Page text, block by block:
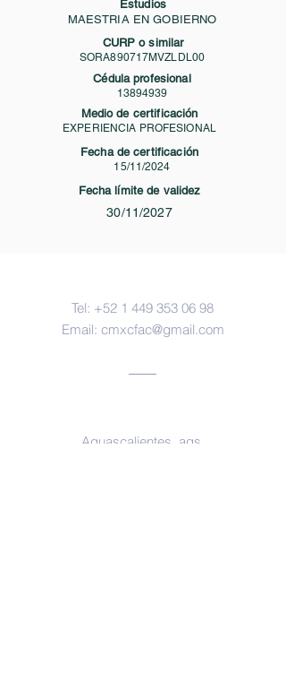
Estudios
MAESTRIA EN GOBIERNO
CURP o similar
SORA890717MVZLDL00
Cédula profesional
13894939
Medio de certificación
EXPERIENCIA PROFESIONAL
Fecha de certificación
15/11/2024
Fecha límite de validez
30/11/2027
Tel: +52 1 449 353 06 98
Email: cmxcfac@gmail.com
Aguascalientes, ags.